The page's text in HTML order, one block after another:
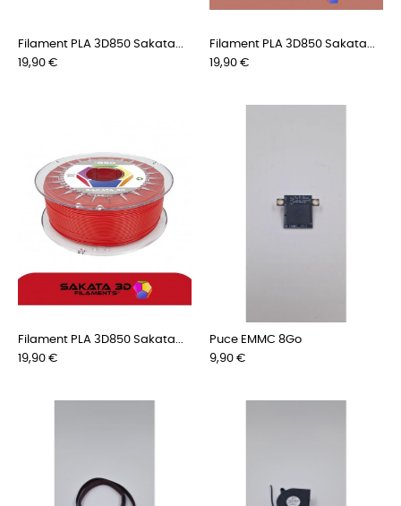
Filament PLA 3D850 Sakata...
Preis
19,90 €
Filament PLA 3D850 Sakata...
Preis
19,90 €
Filament PLA 3D850 Sakata...
Preis
19,90 €
Puce EMMC 8Go
Preis
9,90 €